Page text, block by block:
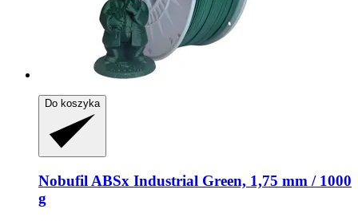
Do koszyka
Nobufil ABSx Industrial Green, 1,75 mm / 1000
g